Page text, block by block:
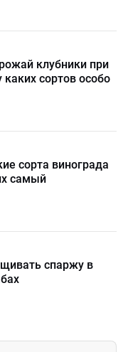
клубники при
каких сортов особо
сорта винограда
самый
спаржу в